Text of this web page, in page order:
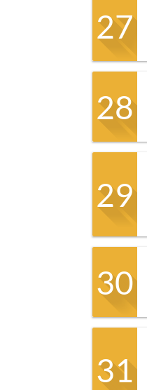
27
28
29
30
31